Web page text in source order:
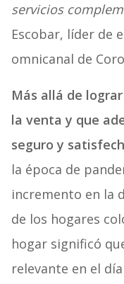
servicios
Escobar, líder de
omnicanal de
Más allá de
la venta y que
seguro y
la época de
incremento en la
de los hogares
hogar significó
relevante en el